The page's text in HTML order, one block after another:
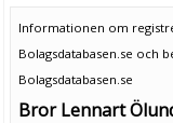
Informationen om
Bolagsdatabasen.se och
Bolagsdatabasen.se
Bror Lennart